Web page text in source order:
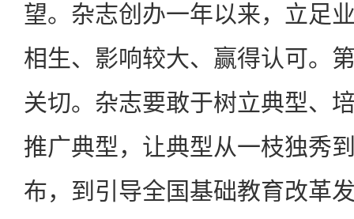
望。杂志创办一年以来，立足
相生、影响较大、赢得认可。
关切。杂志要敢于树立典型、
推广典型，让典型从一枝独秀
布，到引导全国基础教育改革